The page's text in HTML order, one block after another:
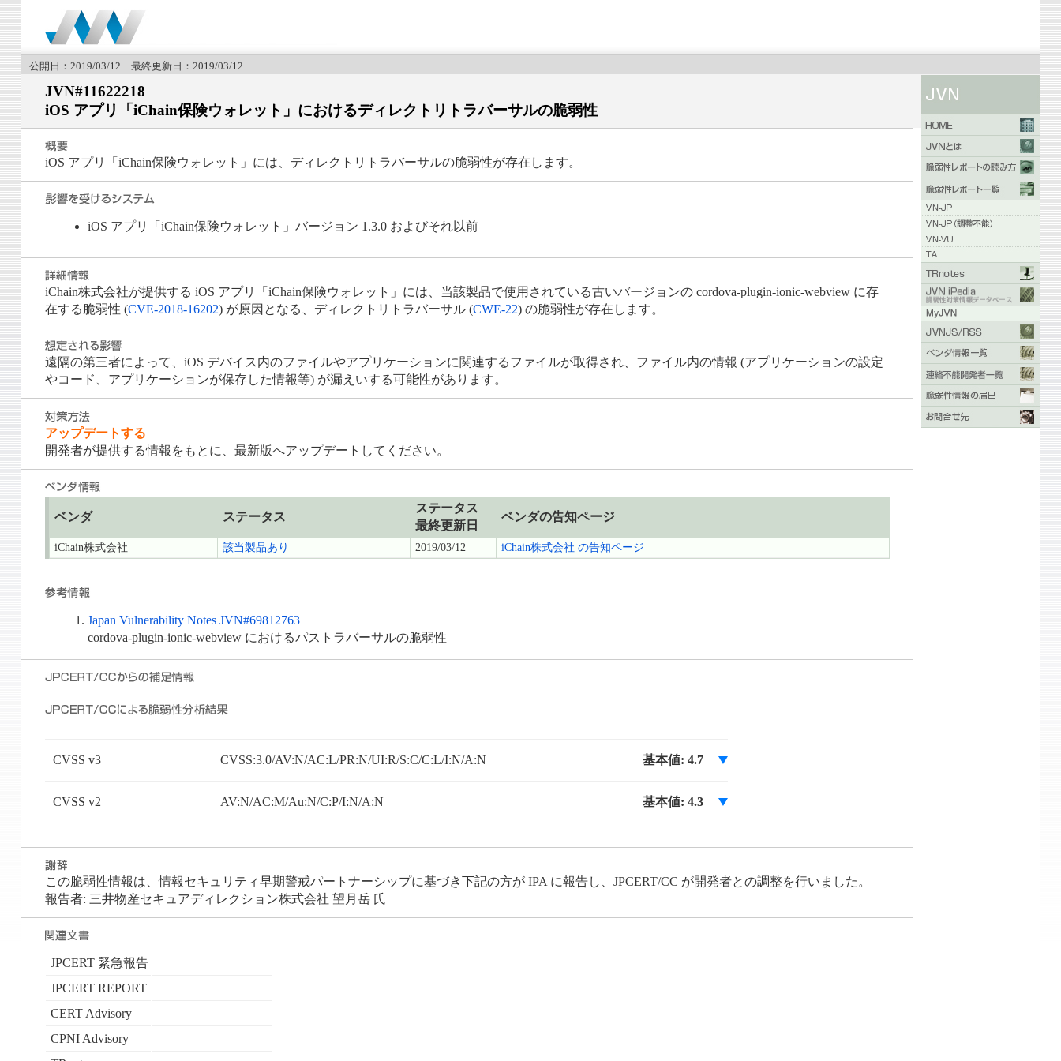
公開日：2019/03/12 最終更新日：2019/03/12
JVN#11622218
iOS アプリ「iChain保険ウォレット」におけるディレクトリトラバーサルの脆弱性
iOS アプリ「iChain保険ウォレット」には、ディレクトリトラバーサルの脆弱性が存在します。
iOS アプリ「iChain保険ウォレット」バージョン 1.3.0 およびそれ以前
iChain株式会社が提供する iOS アプリ「iChain保険ウォレット」には、当該製品で使用されている古いバージョンの cordova-plugin-ionic-webview に存
在する脆弱性 (CVE-2018-16202) が原因となる、ディレクトリトラバーサル (CWE-22) の脆弱性が存在します。
遠隔の第三者によって、iOS デバイス内のファイルやアプリケーションに関連するファイルが取得され、ファイル内の情報 (アプリケーションの設定
やコード、アプリケーションが保存した情報等) が漏えいする可能性があります。
アップデートする
開発者が提供する情報をもとに、最新版へアップデートしてください。
ベンダ ステータス
ステータス
最終更新日
ベンダの告知ページ
iChain株式会社 該当製品あり 2019/03/12 iChain株式会社 の告知ページ
Japan Vulnerability Notes JVN#69812763
cordova-plugin-ionic-webview におけるパストラバーサルの脆弱性
CVSS v3 CVSS:3.0/AV:N/AC:L/PR:N/UI:R/S:C/C:L/I:N/A:N 基本値: 4.7
CVSS v2 AV:N/AC:M/Au:N/C:P/I:N/A:N 基本値: 4.3
この脆弱性情報は、情報セキュリティ早期警戒パートナーシップに基づき下記の方が IPA に報告し、JPCERT/CC が開発者との調整を行いました。
報告者: 三井物産セキュアディレクション株式会社 望月岳 氏
JPCERT 緊急報告
JPCERT REPORT
CERT Advisory
CPNI Advisory